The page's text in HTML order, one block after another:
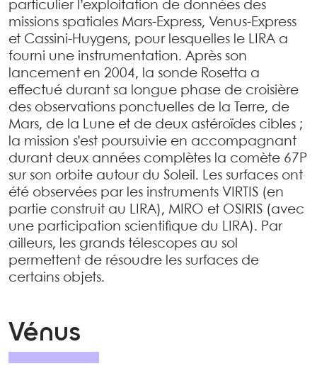
particulier l’exploitation de données des
missions spatiales Mars-Express, Venus-Express
et Cassini-Huygens, pour lesquelles le LIRA a
fourni une instrumentation. Après son
lancement en 2004, la sonde Rosetta a
effectué durant sa longue phase de croisière
des observations ponctuelles de la Terre, de
Mars, de la Lune et de deux astéroïdes cibles ;
la mission s’est poursuivie en accompagnant
durant deux années complètes la comète 67P
sur son orbite autour du Soleil. Les surfaces ont
été observées par les instruments VIRTIS (en
partie construit au LIRA), MIRO et OSIRIS (avec
une participation scientifique du LIRA). Par
ailleurs, les grands télescopes au sol
permettent de résoudre les surfaces de
certains objets.
Vénus